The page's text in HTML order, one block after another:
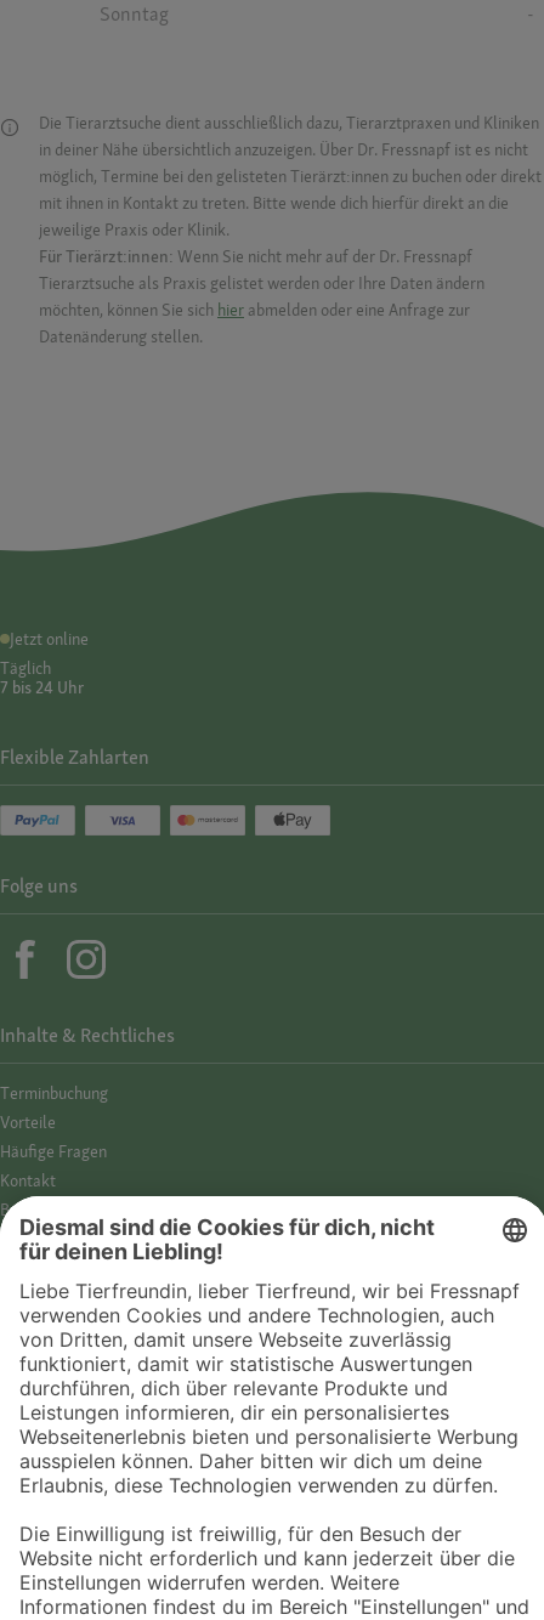
Sonntag
-
Die Tierarztsuche dient ausschließlich dazu, Tierarztpraxen und Kliniken
in deiner Nähe übersichtlich anzuzeigen. Über Dr. Fressnapf ist es nicht
möglich, Termine bei den gelisteten Tierärzt:innen zu buchen oder direkt
mit ihnen in Kontakt zu treten. Bitte wende dich hierfür direkt an die
jeweilige Praxis oder Klinik.
Für Tierärzt:innen: Wenn Sie nicht mehr auf der Dr. Fressnapf
Tierarztsuche als Praxis gelistet werden oder Ihre Daten ändern
möchten, können Sie sich hier abmelden oder eine Anfrage zur
Datenänderung stellen.
Jetzt online
Täglich
7 bis 24 Uhr
© 2026 Fressnapf Tiernahrungs GmbH
Westpreußenstraße 32-38
Inhalte & Rechtliches
Termin­buchung
Vorteile
Häufige Fragen
Kontakt
Barrierefreiheit
Impressum
Datenschutz­hinweise
Cookies
AGB
Entdecke Fressnapf
Tierversicherung
GPS-Tracker
Fressnapf Salon
Online-Shop
Flexible Zahlarten
Folge uns